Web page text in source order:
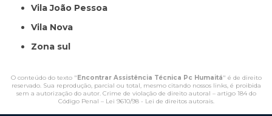
Vila João Pessoa
Vila Nova
Zona sul
O conteúdo do texto "Encontrar Assistência Técnica Pc Humaitá" é de direito
reservado. Sua reprodução, parcial ou total, mesmo citando nossos links, é proibida
sem a autorização do autor. Crime de violação de direito autoral – artigo 184 do
Código Penal – Lei 9610/98 - Lei de direitos autorais.